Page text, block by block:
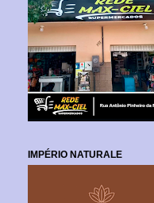
IMPÉRIO NATURALE